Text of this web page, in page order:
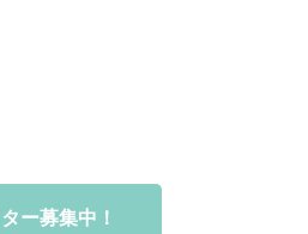
ー募集中！